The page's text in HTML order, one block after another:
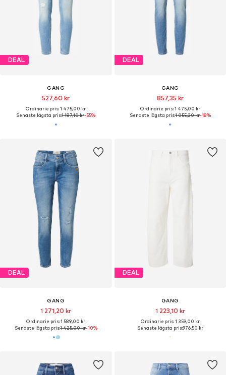
DEAL
GANG
527,60 kr
Ordinarie pris: 1 475,00 kr
Senaste lägsta pris:1 187,10 kr-55%
DEAL
GANG
857,35 kr
Ordinarie pris: 1 475,00 kr
Senaste lägsta pris:1 055,20 kr-18%
DEAL
GANG
1 271,20 kr
Ordinarie pris: 1 589,00 kr
Senaste lägsta pris:1 425,00 kr-10%
DEAL
GANG
1 223,10 kr
Ordinarie pris: 1 359,00 kr
Senaste lägsta pris:976,50 kr